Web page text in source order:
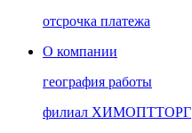
отсрочка платежа
О компании
география работы
филиал ХИМОПТТОРГ